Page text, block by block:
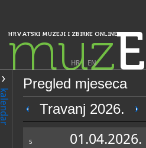
HRVATSKI MUZEJI I ZBIRKE ONLINE
muz
HR| EN
kalendar
Pregled mjeseca
Travanj 2026.
5 01.04.2026.
PRETRAŽIVANJE
Istra, Kvarner, Gorski kotar i Lika
Zbirka